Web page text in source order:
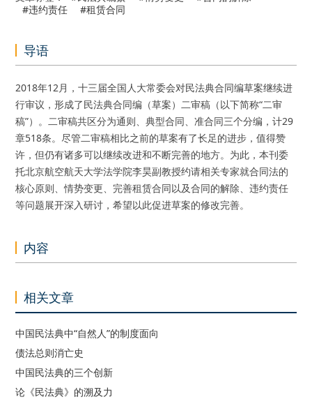
#违约责任
#租赁合同
导语
2018年12月，十三届全国人大常委会对民法典合同编草案继续进
行审议，形成了民法典合同编（草案）二审稿（以下简称“二审
稿”）。二审稿共区分为通则、典型合同、准合同三个分编，计29
章518条。尽管二审稿相比之前的草案有了长足的进步，值得赞
许，但仍有诸多可以继续改进和不断完善的地方。为此，本刊委
托北京航空航天大学法学院李昊副教授约请相关专家就合同法的
核心原则、情势变更、完善租赁合同以及合同的解除、违约责任
等问题展开深入研讨，希望以此促进草案的修改完善。
内容
相关文章
中国民法典中“自然人”的制度面向
债法总则消亡史
中国民法典的三个创新
论《民法典》的溯及力